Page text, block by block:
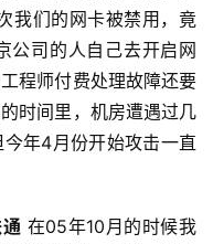
我们的网卡被禁用，竟
公司的人自己去开启网
程师付费处理故障还要
时间里，机房遭遇过几
年4月份开始攻击一直
在05年10月的时候我